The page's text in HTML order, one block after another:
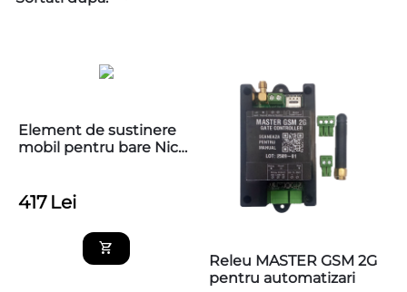
Element de sustinere
mobil pentru bare Nice
417 Lei
Releu MASTER GSM 2G
pentru automatizari